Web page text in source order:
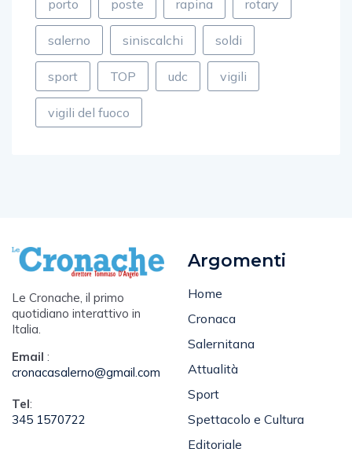
salerno siniscalchi soldi
sport TOP udc vigili
vigili del fuoco
Le Cronache, il primo
quotidiano interattivo in
Italia.
cronacasalerno@gmail.com
345 1570722
Cronaca
Salernitana
Attualità
Sport
Spettacolo e Cultura
Editoriale